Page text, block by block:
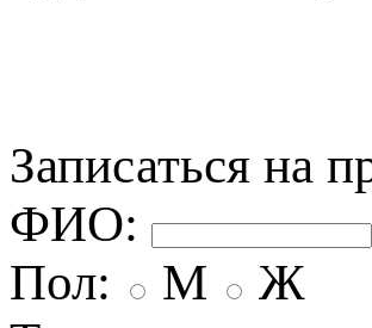
Записаться на
ФИО:
Пол:
М
Ж